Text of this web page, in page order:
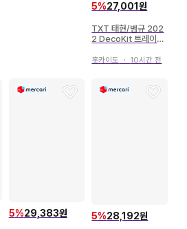
5%27,001원
TXT 태현/범규 202
2 DecoKit 트레이딩
홋카이도 ・ 10시간 전
5%29,383원 5%28,192원